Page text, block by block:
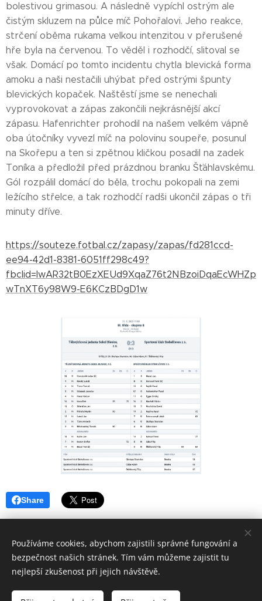
bolestivou grimasou. A následně vypíchl ostrým ale
čistým skluzem na půlce míč Pohořalovi. Jeho reakce,
strčení oběma rukama velkou intenzitou v přerušené
hře byla na červenou. To věděl i rozhodčí, slitoval se
však. Domácí po tomto incidentu chytla blevická forma
amoku a naši nestačili uhýbat před ostrými špunty
blevických kopaček. Naštěstí jsme se nenechali
vyprovokovat a zápas zakončili nejkrásnější akcí
zápasu. Hafenrichter prohodil na našem velkém vápně
oba útočníky vyvezl míč na polovinu soupeře, posunul
na Skořepu a ten si zpětnou kličkou posadil na zadek
Toníka a předložil před prázdnou branku Šťáhlavskému.
Gól rozpálil domácí do běla, trochu pokopali na zemi
ležícího střelce, a tak rozhodčí radši ukončil zápas o tři
minuty dříve.
https://souteze.fotbal.cz/zapasy/zapas/fd281ccd-
ee94-42d1-8381-6051ff298c49?
fbclid=IwAR32tB0EzXEUd9XqaZ76t2NBzoiDqaEcWHZp
wTnXT6y98W9-E6KCzBDgD1w
Share
© 2018 Sportovníklub SK Stehelčeves
vyhrazena.
Používáme cookies, abychom zajistili správné fungování a
bezpečnost našich stránek. Tím vám můžeme zajistit tu
nejlepší zkušenost při jejich návštěvě.